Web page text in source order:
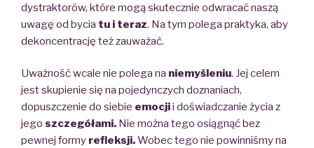
dystraktorów, które mogą skutecznie odwracać naszą
uwagę od bycia tu i teraz. Na tym polega praktyka, aby
dekoncentrację też zauważać.
Uważność wcale nie polega na niemyśleniu. Jej celem
jest skupienie się na pojedynczych doznaniach,
dopuszczenie do siebie emocjii doświadczanie życia z
jego szczegółami. Nie można tego osiągnąć bez
pewnej formy refleksji.Wobec tego nie powinniśmy na